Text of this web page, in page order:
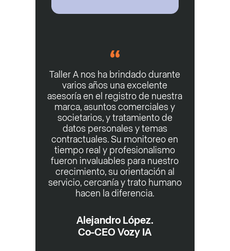
Taller A nos ha brindado durante
varios años una excelente
asesoría en el registro de nuestra
marca, asuntos comerciales y
societarios, y tratamiento de
datos personales y temas
contractuales. Su monitoreo en
tiempo real y profesionalismo
fueron invaluables para nuestro
crecimiento, su orientación al
servicio, cercanía y trato humano
hacen la diferencia.
Alejandro López.
Co-CEO Vozy IA